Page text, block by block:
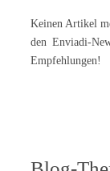
Keinen Artikel
den Enviadi-
Empfehlungen!